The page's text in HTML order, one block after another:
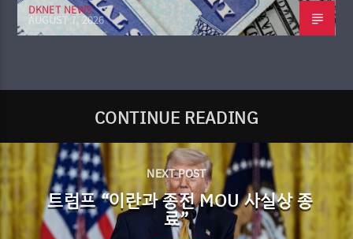
DKNET NEWS
AUGUST 7, 2026
CONTINUE READING
NEXT POST
트럼프 “이란과 종전 MOU 사실상 종
료”